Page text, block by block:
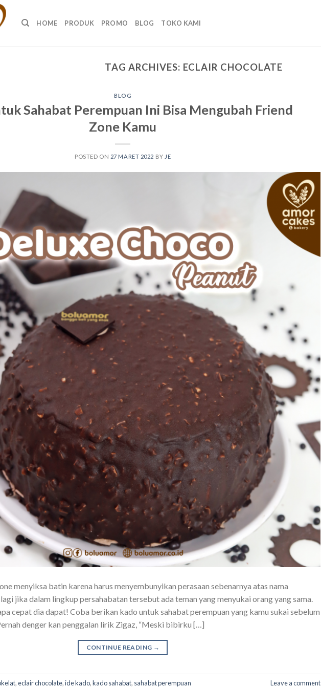
HOME PRODUK PROMO BLOG TOKO KAMI
TAG ARCHIVES: ECLAIR CHOCOLATE
BLOG
Sahabat Perempuan Ini Bisa Mengubah Friend
Zone Kamu
POSTED ON 27 MARET 2022 BY JE
menyiksa batin karena harus menyembunyikan perasaan sebenarnya atas nama
jika dalam lingkup persahabatan tersebut ada teman yang menyukai orang yang sama.
cepat dia dapat! Coba berikan kado untuk sahabat perempuan yang kamu sukai sebelum
denger kan penggalan lirik Zigaz, “Meski bibirku […]
CONTINUE READING →
,eclair chocolate,ide kado,kado sahabat, sahabat perempuan Leave a comment